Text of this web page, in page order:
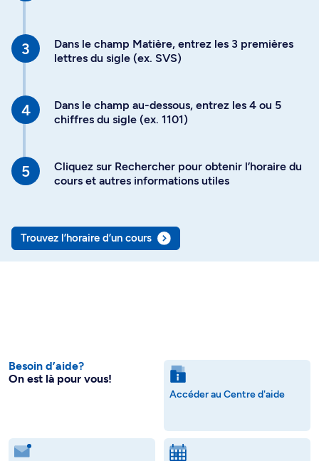
Dans le champ Matière, entrez les 3 premières
lettres du sigle (ex. SVS)
Dans le champ au-dessous, entrez les 4 ou 5
chiffres du sigle (ex. 1101)
Cliquez sur Rechercher pour obtenir l’horaire du
cours et autres informations utiles
Trouvez l’horaire d’un cours
Besoin d’aide?
On est là pour vous!
Accéder au Centre d'aide